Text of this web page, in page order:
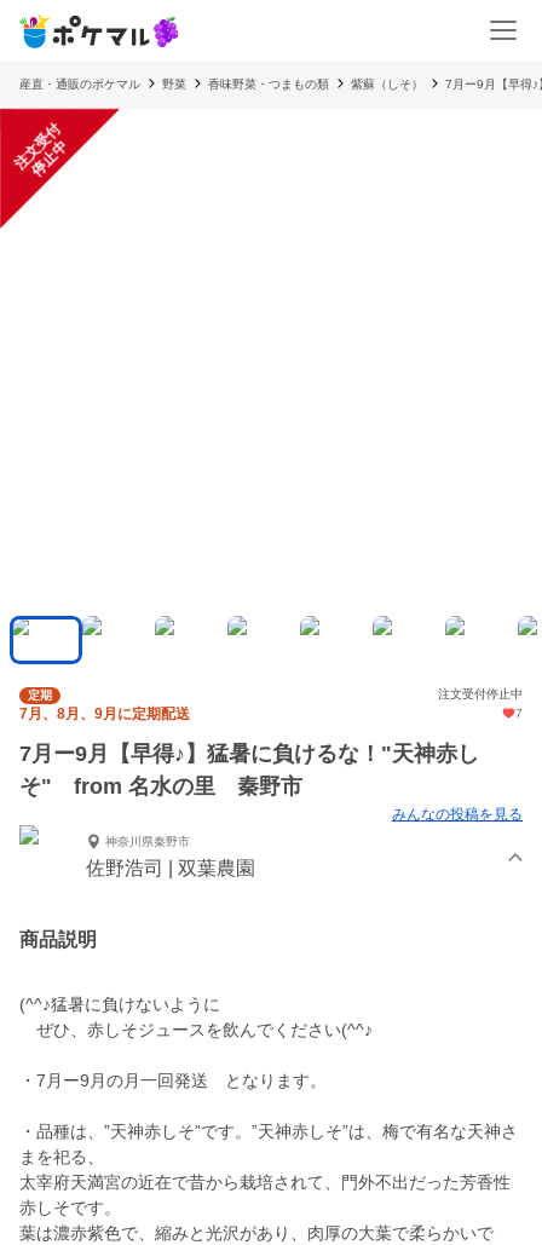
産直・通販のポケマル 野菜 香味野菜・つまもの類 紫蘇（しそ） 7月ー9月【早得
注
文
受
付
停
止
中
定期 注文受付停止中
7月、8月、9月に定期配送 7
7月ー9月【早得♪】猛暑に負けるな！"天神赤し
そ" from 名水の里 秦野市
みんなの投稿を見る
神奈川県秦野市
佐野浩司 | 双葉農園
商品説明
(^^♪猛暑に負けないように
ぜひ、赤しそジュースを飲んでください(^^♪
・7月ー9月の月一回発送 となります。
・品種は、”天神赤しそ”です。”天神赤しそ”は、梅で有名な天神さ
まを祀る、
太宰府天満宮の近在で昔から栽培されて、門外不出だった芳香性
赤しそです。
葉は濃赤紫色で、縮みと光沢があり、肉厚の大葉で柔らかいで